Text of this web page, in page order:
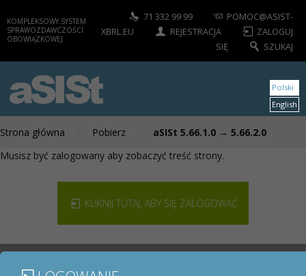
KOMPLEKSOWY SYSTEM
SPRAWOZDAWCZOŚCI
OBOWIĄZKOWEJ
71 332 99 99
POMOC@ASIST-
XBRL.EU
REJESTRACJA
ZALOGUJ
SIĘ
SZUKAJ
aSISt
Strona główna Pobierz aSISt 5.66.1.0 → 5.66.2.0
Polski
English
Musisz być zalogowany aby zobaczyć treść strony.
KLIKNIJ TUTAJ, ABY SIĘ ZALOGOWAĆ